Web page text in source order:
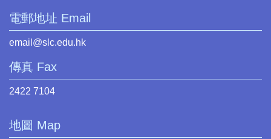
電郵地址 Email
email@slc.edu.hk
傳真 Fax
2422 7104
地圖 Map